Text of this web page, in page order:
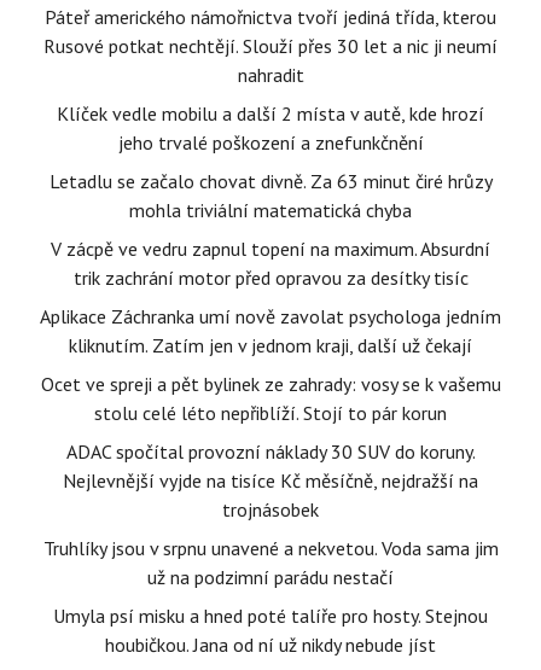
Páteř amerického námořnictva tvoří jediná třída, kterou
Rusové potkat nechtějí. Slouží přes 30 let a nic ji neumí
nahradit
Klíček vedle mobilu a další 2 místa v autě, kde hrozí
jeho trvalé poškození a znefunkčnění
Letadlu se začalo chovat divně. Za 63 minut čiré hrůzy
mohla triviální matematická chyba
V zácpě ve vedru zapnul topení na maximum. Absurdní
trik zachrání motor před opravou za desítky tisíc
Aplikace Záchranka umí nově zavolat psychologa jedním
kliknutím. Zatím jen v jednom kraji, další už čekají
Ocet ve spreji a pět bylinek ze zahrady: vosy se k vašemu
stolu celé léto nepřiblíží. Stojí to pár korun
ADAC spočítal provozní náklady 30 SUV do koruny.
Nejlevnější vyjde na tisíce Kč měsíčně, nejdražší na
trojnásobek
Truhlíky jsou v srpnu unavené a nekvetou. Voda sama jim
už na podzimní parádu nestačí
Umyla psí misku a hned poté talíře pro hosty. Stejnou
houbičkou. Jana od ní už nikdy nebude jíst